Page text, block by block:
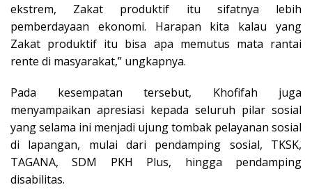
ekstrem, Zakat produktif itu sifatnya lebih
pemberdayaan ekonomi. Harapan kita kalau yang
Zakat produktif itu bisa apa memutus mata rantai
rente di masyarakat,” ungkapnya.
Pada kesempatan tersebut, Khofifah juga
menyampaikan apresiasi kepada seluruh pilar sosial
yang selama ini menjadi ujung tombak pelayanan sosial
di lapangan, mulai dari pendamping sosial, TKSK,
TAGANA, SDM PKH Plus, hingga pendamping
disabilitas.